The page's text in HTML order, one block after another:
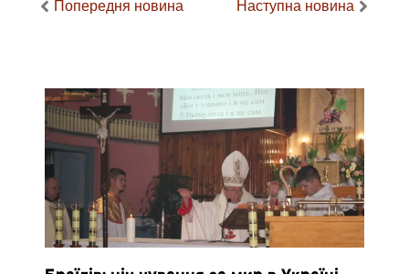
Попередня новина Наступна новина